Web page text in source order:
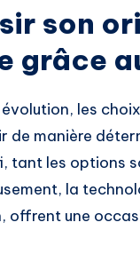
son
grâce
les
de manière
tant les options
la
offrent une